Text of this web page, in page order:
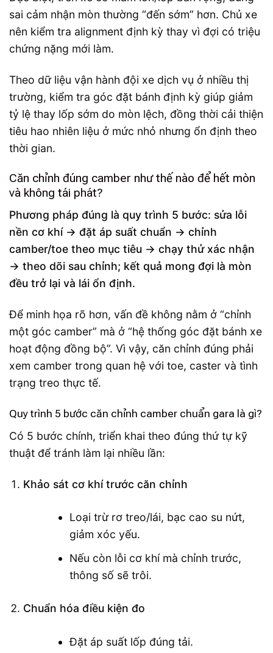
sai cảm nhận mòn thường “đến sớm” hơn. Chủ xe
nên kiểm tra alignment định kỳ thay vì đợi có triệu
chứng nặng mới làm.
Theo dữ liệu vận hành đội xe dịch vụ ở nhiều thị
trường, kiểm tra góc đặt bánh định kỳ giúp giảm
tỷ lệ thay lốp sớm do mòn lệch, đồng thời cải thiện
tiêu hao nhiên liệu ở mức nhỏ nhưng ổn định theo
thời gian.
Căn chỉnh đúng camber như thế nào để hết mòn
và không tái phát?
Phương pháp đúng là quy trình 5 bước: sửa lỗi
nền cơ khí → đặt áp suất chuẩn → chỉnh
camber/toe theo mục tiêu → chạy thử xác nhận
→ theo dõi sau chỉnh; kết quả mong đợi là mòn
đều trở lại và lái ổn định.
Để minh họa rõ hơn, vấn đề không nằm ở “chỉnh
một góc camber” mà ở “hệ thống góc đặt bánh xe
hoạt động đồng bộ”. Vì vậy, căn chỉnh đúng phải
xem camber trong quan hệ với toe, caster và tình
trạng treo thực tế.
Quy trình 5 bước căn chỉnh camber chuẩn gara là gì?
Có 5 bước chính, triển khai theo đúng thứ tự kỹ
thuật để tránh làm lại nhiều lần:
Khảo sát cơ khí trước căn chỉnh
Loại trừ rơ treo/lái, bạc cao su nứt,
giảm xóc yếu.
Nếu còn lỗi cơ khí mà chỉnh trước,
thông số sẽ trôi.
Chuẩn hóa điều kiện đo
Đặt áp suất lốp đúng tải.